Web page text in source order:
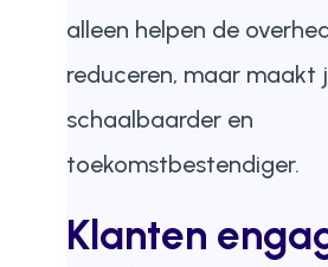
alleen helpen de
reduceren, maar maakt
schaalbaarder en
toekomstbestendiger.
Klanten